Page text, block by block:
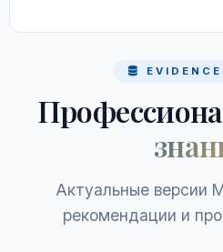
Актуальные версии
рекомендации и